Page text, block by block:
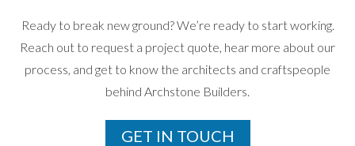
Ready to break new ground? We’re ready to start working.
Reach out to request a project quote, hear more about our
process, and get to know the architects and craftspeople
behind Archstone Builders.
GET IN TOUCH